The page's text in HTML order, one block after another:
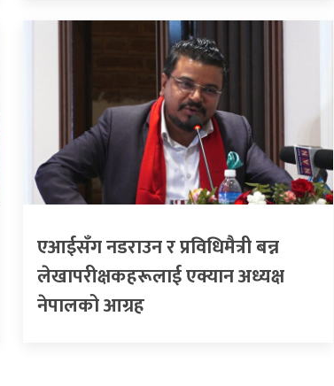
एआईसँग नडराउन र प्रविधिमैत्री बन्न
लेखापरीक्षकहरूलाई एक्यान अध्यक्ष
नेपालको आग्रह